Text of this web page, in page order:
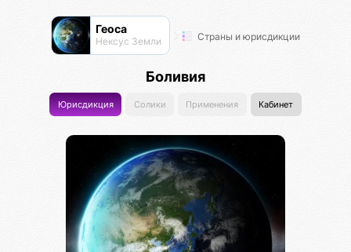
Геоса
Нексус Земли Страны и юрисдикции
Боливия
Юрисдикция Солики Применения Кабинет